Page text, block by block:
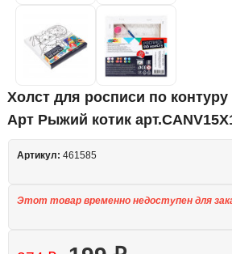
Холст для росписи по
Арт Рыжий котик
Артикул: 461585
Этот товар временно недоступен для